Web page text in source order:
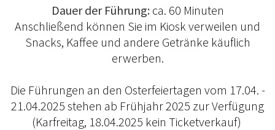
Dauer der Führung:ca. 60 Minuten
Anschließend können Sie im Kiosk verweilen und
Snacks, Kaffee und andere Getränke käuflich
erwerben.
Die Führungen an den Osterfeiertagen vom 17.04. -
21.04.2025 stehen ab Frühjahr 2025 zur Verfügung
(Karfreitag, 18.04.2025 kein Ticketverkauf)